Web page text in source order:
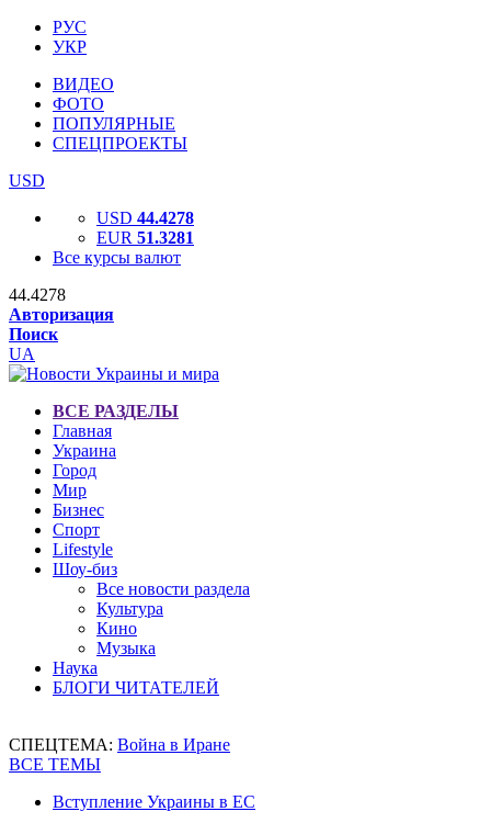
РУС
УКР
ВИДЕО
ФОТО
ПОПУЛЯРНЫЕ
СПЕЦПРОЕКТЫ
USD
USD 44.4278
EUR 51.3281
Все курсы валют
44.4278
Авторизация
Поиск
UA
ВСЕ РАЗДЕЛЫ
Главная
Украина
Город
Мир
Бизнес
Спорт
Lifestyle
Шоу-биз
Все новости раздела
Культура
Кино
Музыка
Наука
БЛОГИ ЧИТАТЕЛЕЙ
СПЕЦТЕМА: Война в Иране
ВСЕ ТЕМЫ
Вступление Украины в ЕС